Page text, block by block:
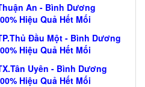
An - Bình Dương
Hiệu Quả Hết Mối
Đầu Một - Bình Dương
Hiệu Quả Hết Mối
Uyên - Bình Dương
Hiệu Quả Hết Mối